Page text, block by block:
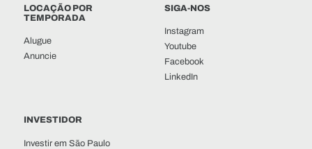
LOCAÇÃO POR
TEMPORADA
Alugue
Anuncie
SIGA-NOS
Instagram
Youtube
Facebook
LinkedIn
INVESTIDOR
Investir em São Paulo